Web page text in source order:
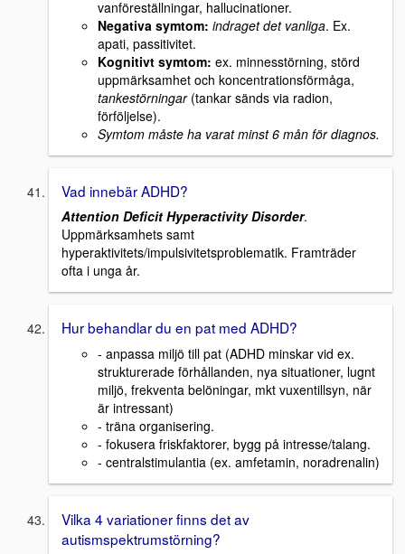
vanföreställningar, hallucinationer.
Negativa symtom: indraget det vanliga. Ex.
apati, passitivitet.
Kognitivt symtom: ex. minnesstörning, störd
uppmärksamhet och koncentrationsförmåga,
tankestörningar(tankar sänds via radion,
förföljelse).
Symtom måste ha varat minst 6 mån för diagnos.
Vad innebär ADHD?
Attention Deficit Hyperactivity Disorder.
Uppmärksamhets samt
hyperaktivitets/impulsivitetsproblematik. Framträder
ofta i unga år.
Hur behandlar du en pat med ADHD?
- anpassa miljö till pat (ADHD minskar vid ex.
strukturerade förhållanden, nya situationer, lugnt
miljö, frekventa belöningar, mkt vuxentillsyn, när
är intressant)
- träna organisering.
- fokusera friskfaktorer, bygg på intresse/talang.
- centralstimulantia (ex. amfetamin, noradrenalin)
Vilka 4 variationer finns det av
autismspektrumstörning?